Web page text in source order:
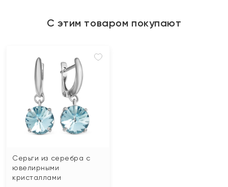
С этим товаром покупают
Серьги из серебра с
ювелирными
кристаллами